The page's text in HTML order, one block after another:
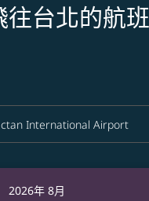
台北的航班
2026年 8月